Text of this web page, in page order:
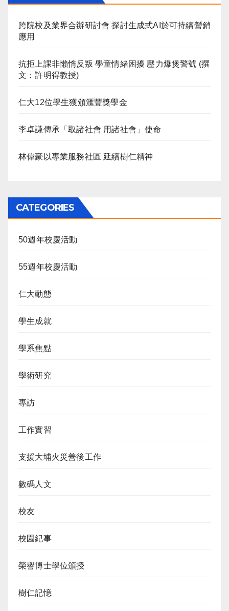
跨院校及業界合辦研討會 探討生成式AI於可持續營銷
應用
抗拒上課非懶惰反叛 學童情緒困擾 壓力爆煲警號 (撰
文：許明得教授)
仁大12位學生獲頒滙豐獎學金
李卓謙傳承「取諸社會 用諸社會」使命
林偉豪以專業服務社區 延續樹仁精神
CATEGORIES
50週年校慶活動
55週年校慶活動
仁大動態
學生成就
學系焦點
學術研究
專訪
工作實習
支援大埔火災善後工作
數碼人文
校友
校園紀事
榮譽博士學位頒授
樹仁記憶